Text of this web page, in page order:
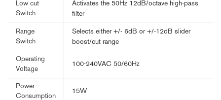
Low cut
Switch
Activates the 50Hz 12dB/octave high-pass
filter
Range
Switch
Selects either +/- 6dB or +/-12dB slider
boost/cut range
Operating
Voltage
100-240VAC 50/60Hz
Power
Consumption
15W